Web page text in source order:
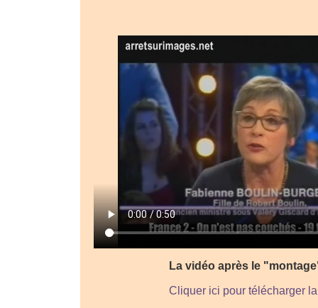
La vidéo après le
Cliquer ici pour télécharger